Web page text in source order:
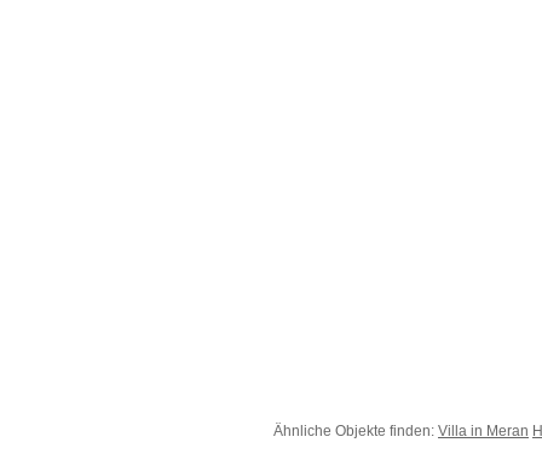
Ähnliche Objekte finden: Villa in Meran